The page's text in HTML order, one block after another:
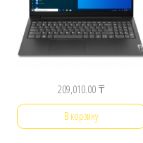
209,010.00₸
В корзину